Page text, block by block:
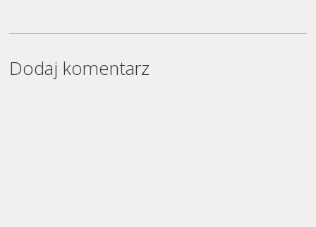
Dodaj komentarz